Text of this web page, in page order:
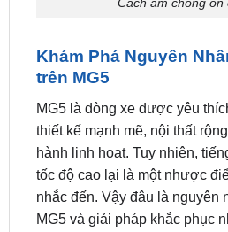
Khám Phá Nguyên
MG5 là dòng xe được yêu
thiết kế mạnh mẽ, nội thất
hành linh hoạt. Tuy nhiên,
tốc độ cao lại là một nhược
nhắc đến. Vậy đâu là nguyên
MG5 và giải pháp khắc phục
Tiếng ồn từ khung gầm